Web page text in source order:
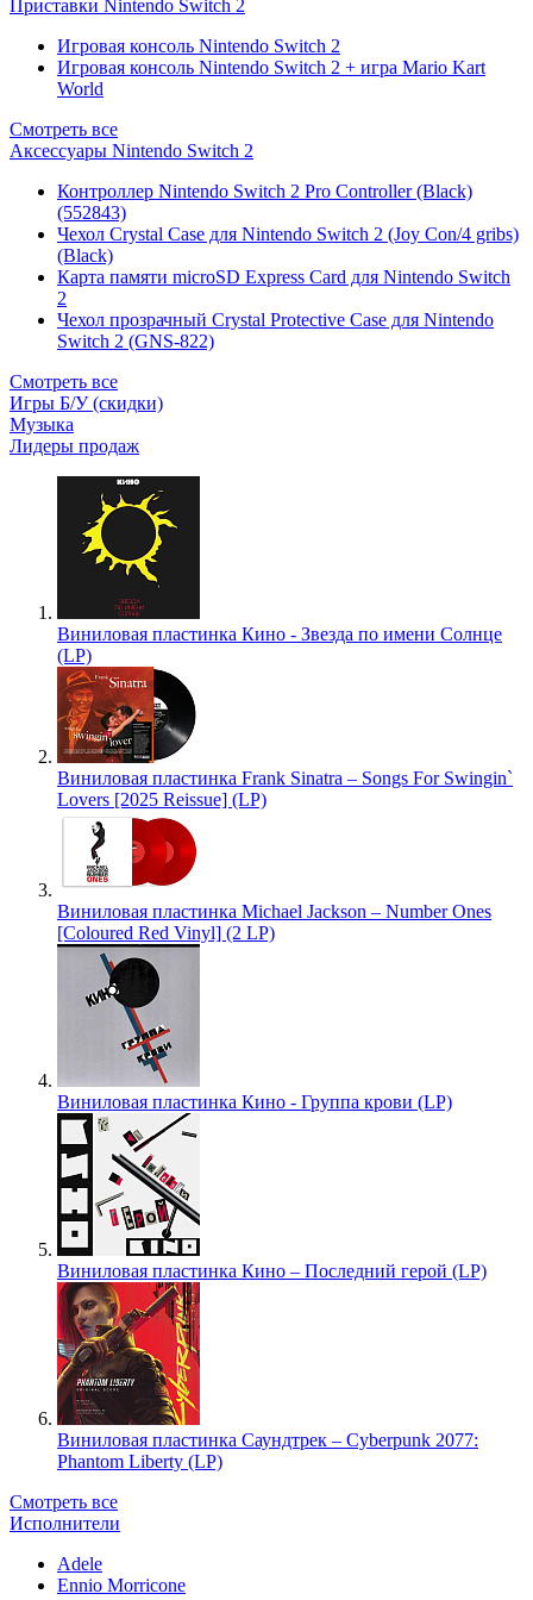
Приставки Nintendo Switch 2
Игровая консоль Nintendo Switch 2
Игровая консоль Nintendo Switch 2 + игра Mario Kart
World
Смотреть все
Аксессуары Nintendo Switch 2
Контроллер Nintendo Switch 2 Pro Controller (Black)
(552843)
Чехол Сrystal Сase для Nintendo Switch 2 (Joy Con/4 gribs)
(Black)
Карта памяти microSD Express Card для Nintendo Switch
2
Чехол прозрачный Crystal Protective Case для Nintendo
Switch 2 (GNS-822)
Смотреть все
Игры Б/У (скидки)
Музыка
Лидеры продаж
Виниловая пластинка Кино - Звезда по имени Солнце
(LP)
Виниловая пластинка Frank Sinatra – Songs For Swingin`
Lovers [2025 Reissue] (LP)
Виниловая пластинка Michael Jackson – Number Ones
[Coloured Red Vinyl] (2 LP)
Виниловая пластинка Кино - Группа крови (LP)
Виниловая пластинка Кино – Последний герой (LP)
Виниловая пластинка Саундтрек – Cyberpunk 2077:
Phantom Liberty (LP)
Смотреть все
Исполнители
Adele
Ennio Morricone